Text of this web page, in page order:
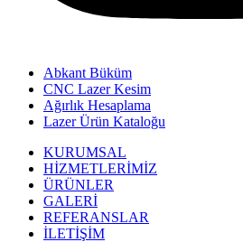
Abkant Büküm
CNC Lazer Kesim
Ağırlık Hesaplama
Lazer Ürün Kataloğu
KURUMSAL
HİZMETLERİMİZ
ÜRÜNLER
GALERİ
REFERANSLAR
İLETİŞİM